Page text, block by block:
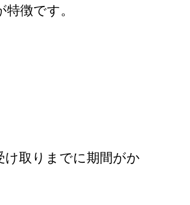
徴です。
取りまでに期間がか